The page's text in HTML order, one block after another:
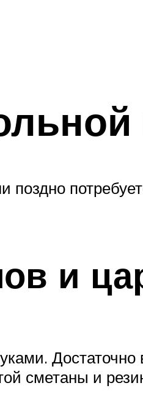
поздно
и
сметаны и